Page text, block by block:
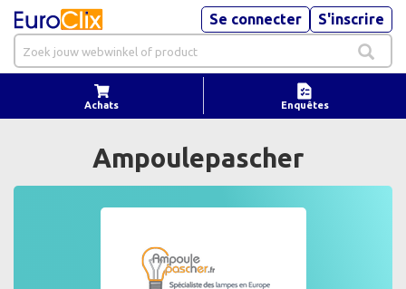
Se connecter S'inscrire
Achats Enquêtes
Ampoulepascher